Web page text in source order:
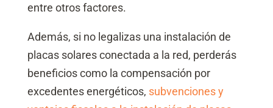
entre otros factores.
Además, si no legalizas una instalación de
placas solares conectada a la red, perderás
beneficios como la compensación por
excedentes energéticos, subvenciones y